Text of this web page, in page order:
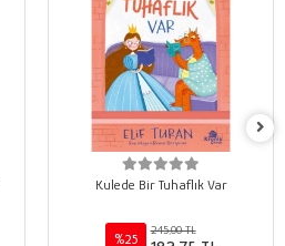
Kulede Bir Tuhaflık Var
%25
245,00 TL